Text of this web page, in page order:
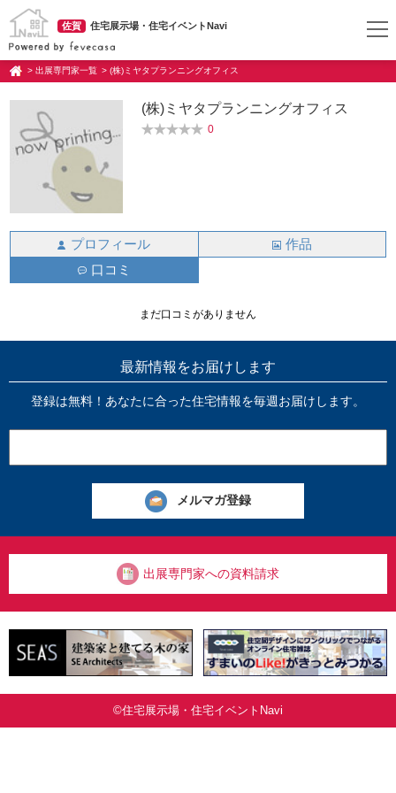
佐賀 住宅展示場・住宅イベントNavi
> 出展専門家一覧 > (株)ミヤタプランニングオフィス
(株)ミヤタプランニングオフィス
0
プロフィール
作品
口コミ
まだ口コミがありません
最新情報をお届けします
登録は無料！あなたに合った住宅情報を毎週お届けします。
出展専門家への資料請求
©住宅展示場・住宅イベントNavi